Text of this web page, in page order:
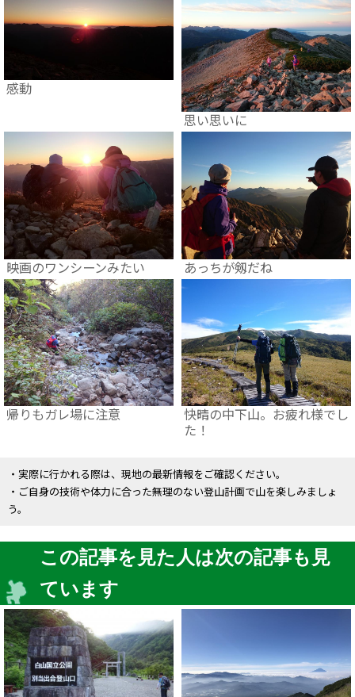
感動
思い思いに
映画のワンシーンみたい あっちが剱だね
帰りもガレ場に注意
快晴の中下山。お疲れ様でし
た！
・実際に行かれる際は、現地の最新情報をご確認ください。
・ご自身の技術や体力に合った無理のない登山計画で山を楽しみましょ
う。
この記事を見た人は次の記事も見
ています